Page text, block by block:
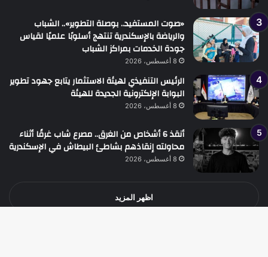
«صوت المستفيد.. بوصلة التطوير».. الشباب
والرياضة بالإسكندرية تنتهج أسلوبًا علميًا لقياس
جودة الخدمات بمراكز الشباب
8 أغسطس، 2026
الرئيس التنفيذي لهيئة الاستثمار يتابع جهود تطوير
البوابة الإلكترونية الجديدة للهيئة
8 أغسطس، 2026
أنقذ 6 أشخاص من الغرق.. مصرع شاب غرقًا أثناء
محاولته إنقاذهم بشاطئ البيطاش في الإسكندرية
8 أغسطس، 2026
اظهر المزيد